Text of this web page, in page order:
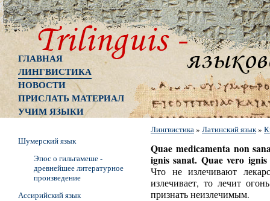
ГЛАВНАЯ
ЛИНГВИСТИКА
НОВОСТИ
ПРИСЛАТЬ МАТЕРИАЛ
УЧИМ ЯЗЫКИ
Лингвистика» Латинский язык»
Quae medicamenta non
ignis sanat. Quae vero
Что не излечивают
излечивает, то лечит
признать неизлечимым.
Шумерский язык
Эпос о гильгамеше -
древнейшее литературное
произведение
Ассирийский язык